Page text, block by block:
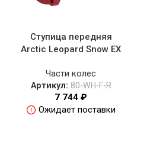
Ступица передняя
Arctic Leopard Snow EX
Части колес
Артикул: 80-WH-F-R
7 744 ₽
Ожидает поставки